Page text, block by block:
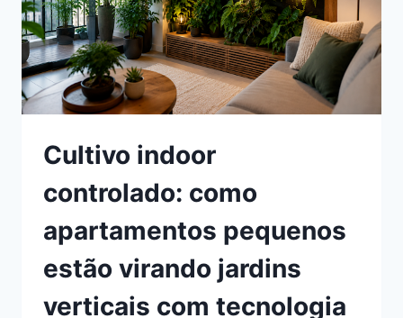
Cultivo indoor
controlado: como
apartamentos pequenos
estão virando jardins
verticais com tecnologia